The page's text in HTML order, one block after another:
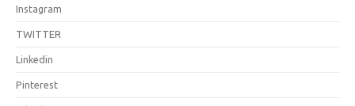
Instagram
TWITTER
Linkedin
Pinterest